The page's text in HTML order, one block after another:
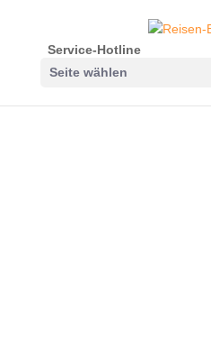
Service-Hotline
Seite wählen